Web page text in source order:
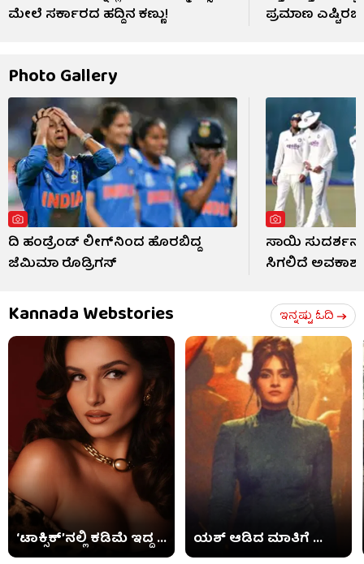
ಮೇಲೆ ಸರ್ಕಾರದ ಹದ್ದಿನ ಕಣ್ಣು!
ಪ್ರಮಾಣ
Photo Gallery
ದಿ ಹಂಡ್ರೆಂಡ್ ಲೀಗ್​ನಿಂದ ಹೊರಬಿದ್ದ
ಜೆಮಿಮಾ ರೊಡ್ರಿಗಸ್
ಸಾಯಿ
ಸಿಗಲಿದೆ
Kannada Webstories ಇನ್ನಷ್ಟು ಓದಿ
‘ಟಾಕ್ಸಿಕ್​’ನಲ್ಲಿ ಕಡಿಮೆ ಇದ್ದ ... ಯಶ್ ಆಡಿದ ಮಾತಿಗೆ ...